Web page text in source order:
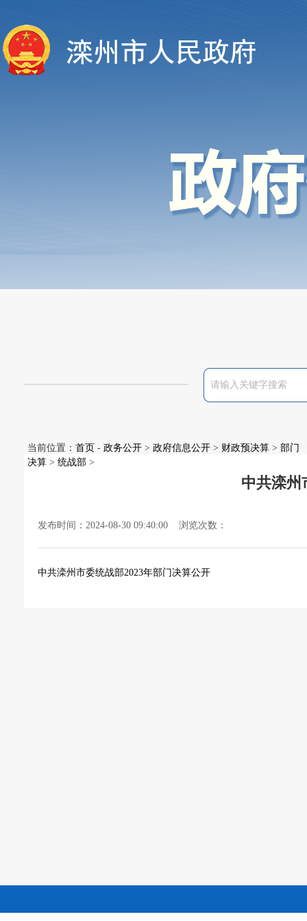
当前位置： 首页 - 政务公开 > 政府信息公开 > 财政预决算 > 部门
决算 > 统战部 >
中共滦州
发布时间：2024-08-30 09:40:00 浏览次数：
中共滦州市委统战部2023年部门决算公开